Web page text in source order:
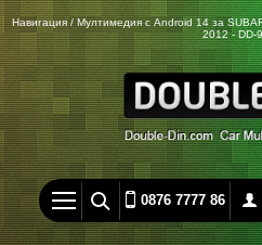
Навигация / Мултимедия с Android 14 за
2012 - DD-
0876 7777 86